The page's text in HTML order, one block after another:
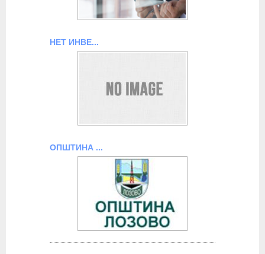
НЕТ ИНВЕ...
ОПШТИНА ...